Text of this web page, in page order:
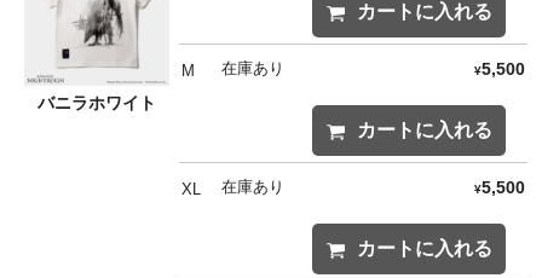
バニラホワイト
カートに入れる
M 在庫あり ¥5,500
カートに入れる
XL 在庫あり ¥5,500
カートに入れる